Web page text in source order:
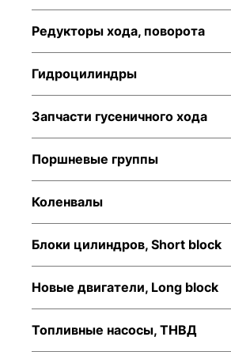
Редукторы хода, поворота
Гидроцилиндры
Запчасти гусеничного хода
Поршневые группы
Коленвалы
Блоки цилиндров, Short block
Новые двигатели, Long block
Топливные насосы, ТНВД